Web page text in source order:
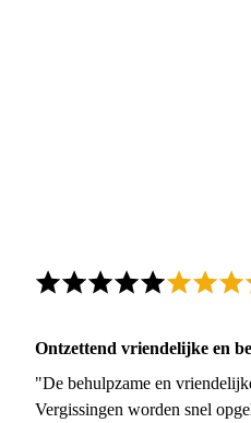
Ontzettend vriendelijke en
"De behulpzame en
Vergissingen worden snel